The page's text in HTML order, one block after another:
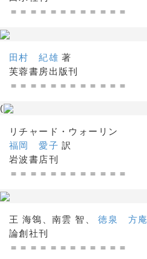
＝＝＝＝＝＝＝＝＝＝＝＝
田村 紀雄 著
芙蓉書房出版刊
＝＝＝＝＝＝＝＝＝＝＝＝
(
リチャード・ウォーリン
福岡 愛子 訳
岩波書店刊
＝＝＝＝＝＝＝＝＝＝＝＝
王 海鴒、南雲 智、徳泉 方庵
論創社刊
＝＝＝＝＝＝＝＝＝＝＝＝